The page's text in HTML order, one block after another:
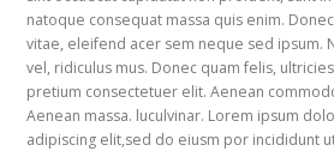
natoque consequat massa quis enim.
vitae, eleifend acer sem neque sed ipsum.
vel, ridiculus mus. Donec quam felis,
pretium consectetuer elit. Aenean
Aenean massa. luculvinar. Lorem ipsum
adipiscing elit,sed do eiusm por incididunt